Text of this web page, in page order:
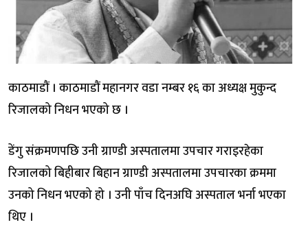
काठमाडौं । काठमाडौं महानगर वडा नम्बर १६ का अध्यक्ष मुकुन्द
रिजालको निधन भएको छ ।
डेंगु संक्रमणपछि उनी ग्राण्डी अस्पतालमा उपचार गराइरहेका
रिजालको बिहीबार बिहान ग्राण्डी अस्पतालमा उपचारका क्रममा
उनको निधन भएको हो । उनी पाँच दिनअघि अस्पताल भर्ना भएका
थिए ।